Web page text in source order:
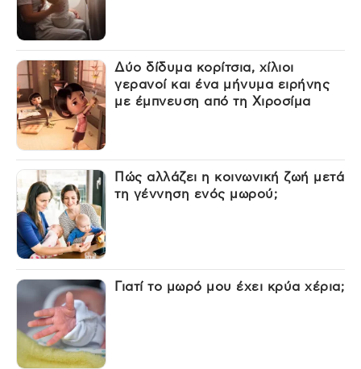
Δύο δίδυμα κορίτσια, χίλιοι
γερανοί και ένα μήνυμα ειρήνης
με έμπνευση από τη Χιροσίμα
Πώς αλλάζει η κοινωνική ζωή μετά
τη γέννηση ενός μωρού;
Γιατί το μωρό μου έχει κρύα χέρια;